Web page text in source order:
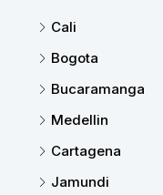
Cali
Bogota
Bucaramanga
Medellin
Cartagena
Jamundi